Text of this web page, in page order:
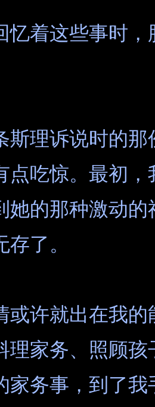
忆着这些事时，
斯理诉说时的
点吃惊。最初，
她的那种激动的
了。
或许就出在我的
理家务、照顾孩
家务事，到了我